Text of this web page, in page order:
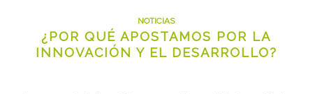
NOTICIAS
¿POR QUÉ APOSTAMOS POR LA
INNOVACIÓN Y EL DESARROLLO?